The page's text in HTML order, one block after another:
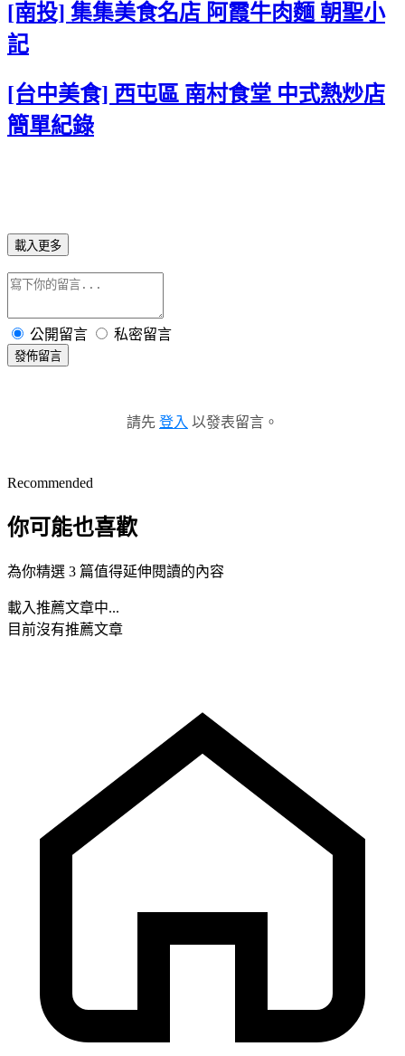
[南投] 集集美食名店 阿霞牛肉麵 朝聖小
記
[台中美食] 西屯區 南村食堂 中式熱炒店
簡單紀錄
載入更多
公開留言 私密留言
發佈留言
請先 登入 以發表留言。
Recommended
你可能也喜歡
為你精選 3 篇值得延伸閱讀的內容
載入推薦文章中...
目前沒有推薦文章